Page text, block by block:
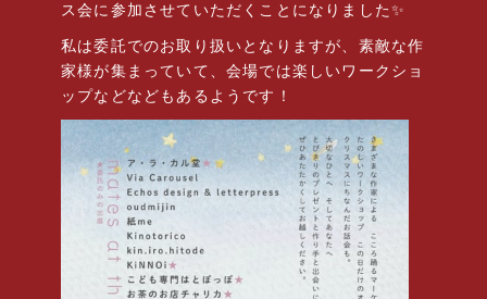
ス会に参加させていただくことになりました✨
私は委託でのお取り扱いとなりますが、素敵な作
家様が集まっていて、会場では楽しいワークショ
ップなどなどもあるようです！